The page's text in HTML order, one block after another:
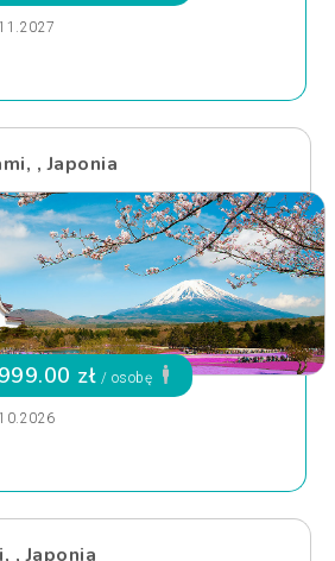
, Japonia
zł / osobę
, Japonia